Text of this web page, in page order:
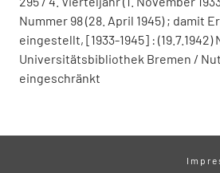
Nummer 98 (28. April 1945) ; damit
eingestellt, [1933-1945] : (19.7.1942)
Universitätsbibliothek Bremen /
eingeschränkt